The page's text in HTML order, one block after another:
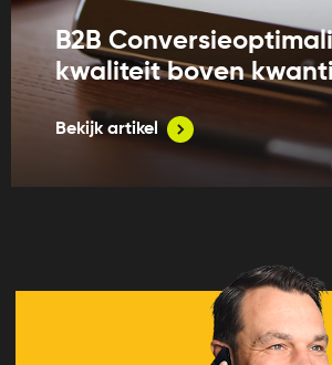
B2B
kwaliteit boven
Bekijk artikel